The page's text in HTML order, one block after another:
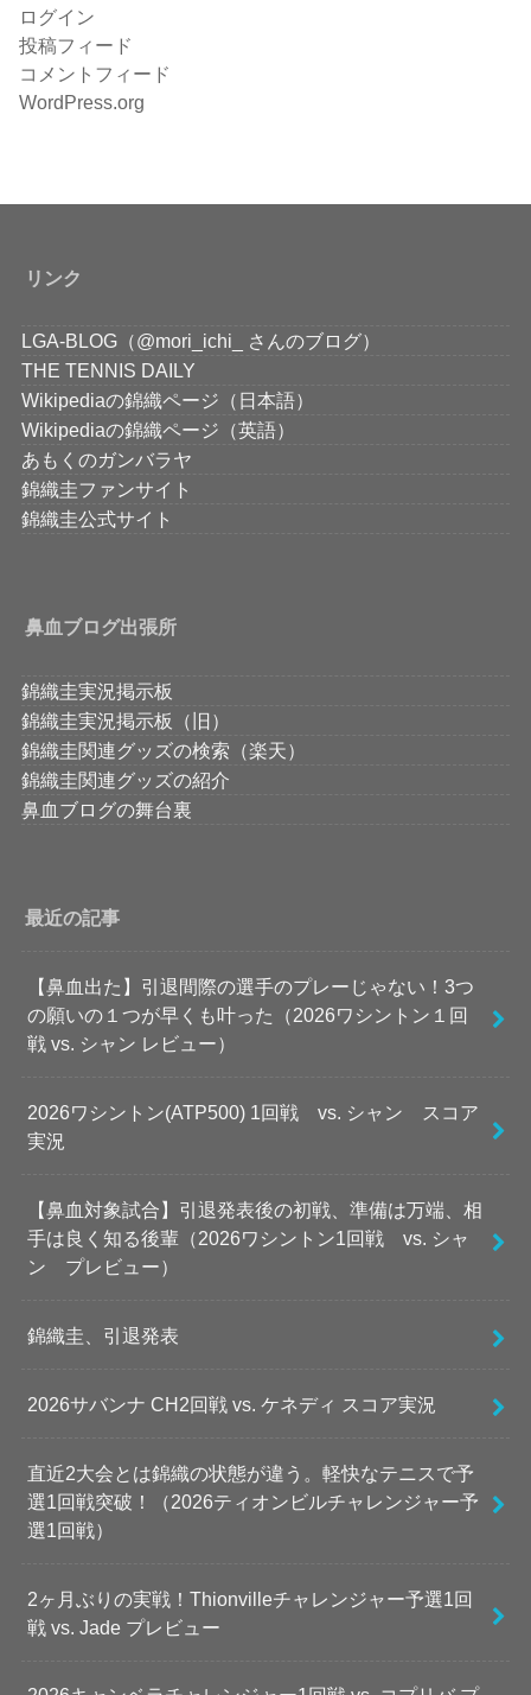
ログイン
投稿フィード
コメントフィード
WordPress.org
リンク
LGA-BLOG（@mori_ichi_ さんのブログ）
THE TENNIS DAILY
Wikipediaの錦織ページ（日本語）
Wikipediaの錦織ページ（英語）
あもくのガンバラヤ
錦織圭ファンサイト
錦織圭公式サイト
鼻血ブログ出張所
錦織圭実況掲示板
錦織圭実況掲示板（旧）
錦織圭関連グッズの検索（楽天）
錦織圭関連グッズの紹介
鼻血ブログの舞台裏
最近の記事
【鼻血出た】引退間際の選手のプレーじゃない！3つ
の願いの１つが早くも叶った（2026ワシントン１回
戦 vs. シャン レビュー）
2026ワシントン(ATP500) 1回戦 vs. シャン スコア
実況
【鼻血対象試合】引退発表後の初戦、準備は万端、相
手は良く知る後輩（2026ワシントン1回戦 vs. シャ
ン プレビュー）
錦織圭、引退発表
2026サバンナ CH2回戦 vs. ケネディ スコア実況
直近2大会とは錦織の状態が違う。軽快なテニスで予
選1回戦突破！（2026ティオンビルチャレンジャー予
選1回戦）
2ヶ月ぶりの実戦！Thionvilleチャレンジャー予選1回
戦 vs. Jade プレビュー